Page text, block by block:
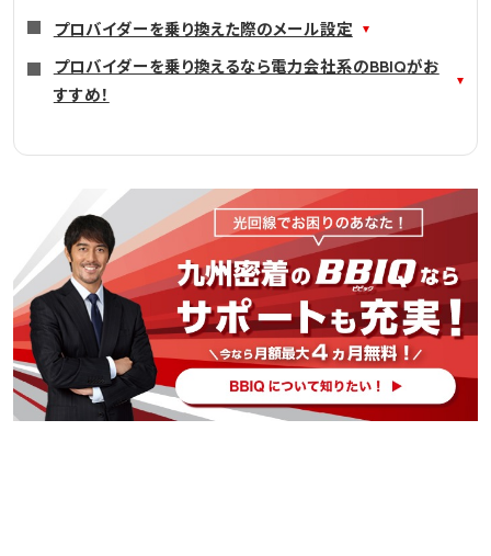
プロバイダーを乗り換えた際のメール設定
プロバイダーを乗り換えるなら電力会社系のBBIQがお
すすめ！